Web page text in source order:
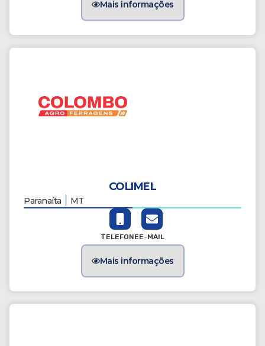
Mais informações
COLIMEL
Paranaíta MT
TELEFONEE-MAIL
Mais informações